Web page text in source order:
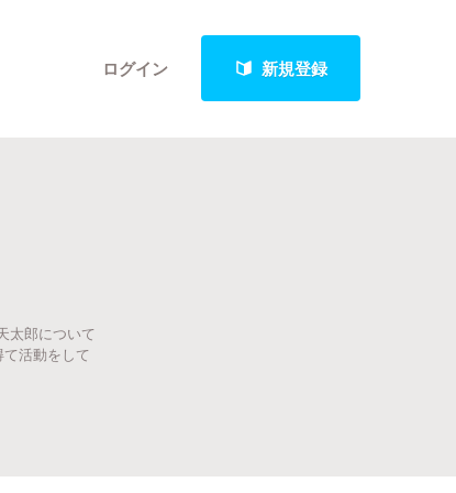
ログイン 新規登録
新進捗報告から探す
太郎について
活動をして